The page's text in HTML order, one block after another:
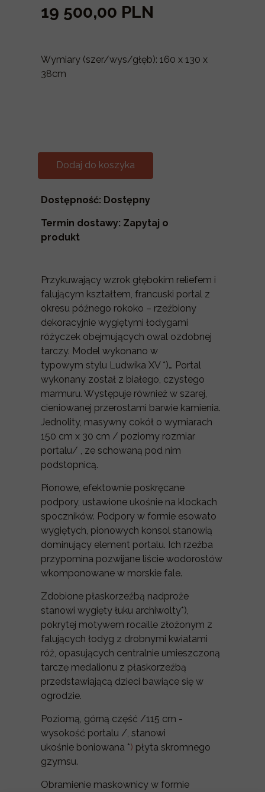
Dostępność: Dostępny
Termin dostawy: Zapytaj o
produkt
Dodaj do koszyka
Wymiary (szer/wys/głęb): 160 x 130 x
38cm
19 500,00 PLN
Przykuwający wzrok głębokim reliefem i
falującym kształtem, francuski portal z
okresu późnego rokoko – rzeźbiony
dekoracyjnie wygiętymi łodygami
różyczek obejmujących owal ozdobnej
tarczy. Model wykonano w
typowym stylu Ludwika XV *)… Portal
wykonany został z białego, czystego
marmuru. Występuje również w szarej,
cieniowanej przerostami barwie kamienia.
Jednolity, masywny cokół o wymiarach
150 cm x 30 cm / poziomy rozmiar
portalu/ , ze schowaną pod nim
podstopnicą.
Pionowe, efektownie poskręcane
podpory, ustawione ukośnie na klockach
spoczników. Podpory w formie esowato
wygiętych, pionowych konsol stanowią
dominujący element portalu. Ich rzeźba
przypomina pozwijane liście wodorostów
wkomponowane w morskie fale.
Zdobione płaskorzeźbą nadproże
stanowi wygięty łuku archiwolty*),
pokrytej motywem rocaille złożonym z
falujących łodyg z drobnymi kwiatami
róż, opasujących centralnie umieszczoną
tarczę medalionu z płaskorzeźbą
przedstawiającą dzieci bawiące się w
ogrodzie.
Poziomą, górną część /115 cm -
wysokość portalu /, stanowi
ukośnie boniowana *) płyta skromnego
gzymsu.
Obramienie maskownicy w formie